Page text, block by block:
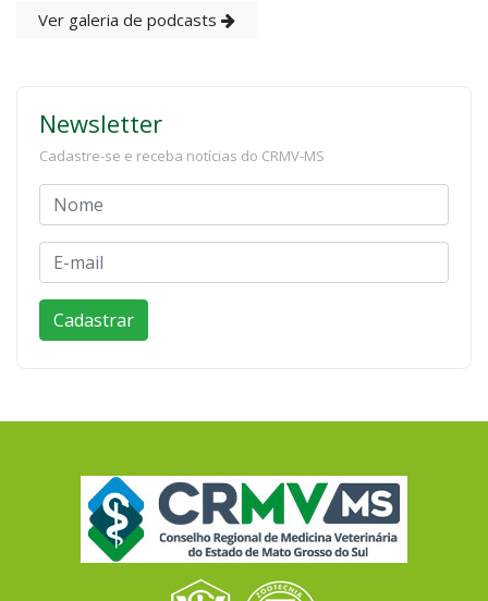
Ver galeria de podcasts
Newsletter
Cadastre-se e receba notícias do CRMV-MS